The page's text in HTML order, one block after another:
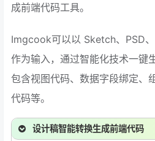
成前端代码工具。
Imgcook可以以 Sketch、PSD
作为输入，通过智能化技术一键
包含视图代码、数据字段绑定、
代码等。
设计稿智能转换生成前端代码